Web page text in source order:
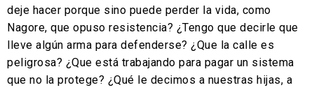
deje hacer porque sino puede perder la vida, como
Nagore, que opuso resistencia? ¿Tengo que decirle que
lleve algún arma para defenderse? ¿Que la calle es
peligrosa? ¿Que está trabajando para pagar un sistema
que no la protege? ¿Qué le decimos a nuestras hijas, a